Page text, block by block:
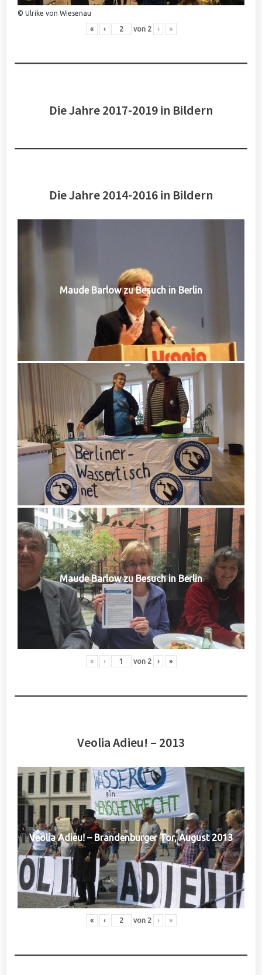
© Ulrike von Wiesenau
« ‹ von 2 › »
Die Jahre 2017-2019 in Bildern
Die Jahre 2014-2016 in Bildern
Maude Barlow zu Besuch in Berlin
Maude Barlow zu Besuch in Berlin
« ‹ von 2 › »
Veolia Adieu! – 2013
Veolia Adieu! – Brandenburger Tor, August 2013
« ‹ von 2 › »